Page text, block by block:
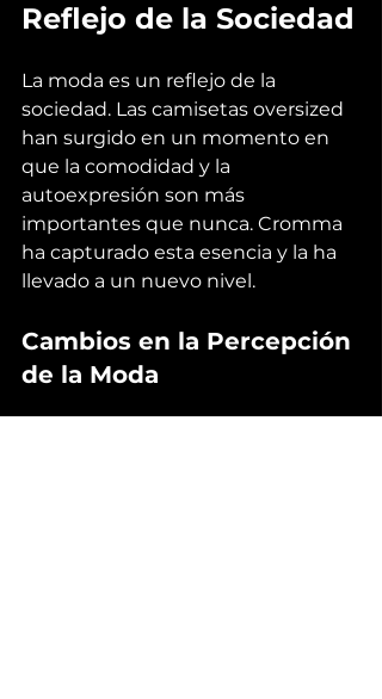
Reflejo de la Sociedad
La moda es un reflejo de la
sociedad. Las camisetas oversized
han surgido en un momento en
que la comodidad y la
autoexpresión son más
importantes que nunca. Cromma
ha capturado esta esencia y la ha
llevado a un nuevo nivel.
Cambios en la Percepción
de la Moda